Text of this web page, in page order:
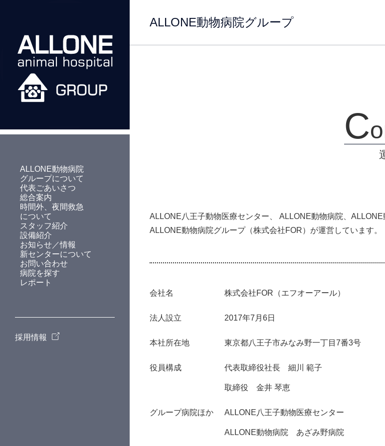
ALLONE動物病院グループ
C
ALLONE八王子動物医療センター、 ALLONE動物病院、
ALLONE動物病院グループ（株式会社FOR）が運営しています。
会社名 株式会社FOR（エフオーアール）
法人設立 2017年7月6日
本社所在地 東京都八王子市みなみ野一丁目7番3号
役員構成 代表取締役社長 細川 範子
取締役 金井 琴恵
グループ病院ほか ALLONE八王子動物医療センター
ALLONE動物病院 あざみ野病院
ALLONE動物病院
グループについて
代表ごあいさつ
総合案内
時間外、夜間救急
について
スタッフ紹介
設備紹介
お知らせ／情報
新センターについて
お問い合わせ
病院を探す
レポート
採用情報